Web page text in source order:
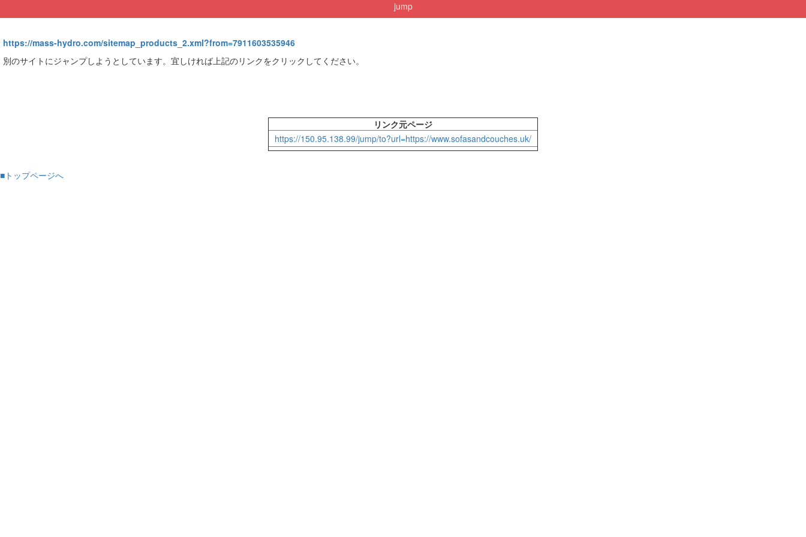
jump
https://mass-hydro.com/sitemap_products_2.xml?from=7911603535946
別のサイトにジャンプしようとしています。宜しければ上記のリンクをクリックしてください。
リンク元ページ
https://150.95.138.99/jump/to?url=https://www.sofasandcouches.uk/
■トップページへ